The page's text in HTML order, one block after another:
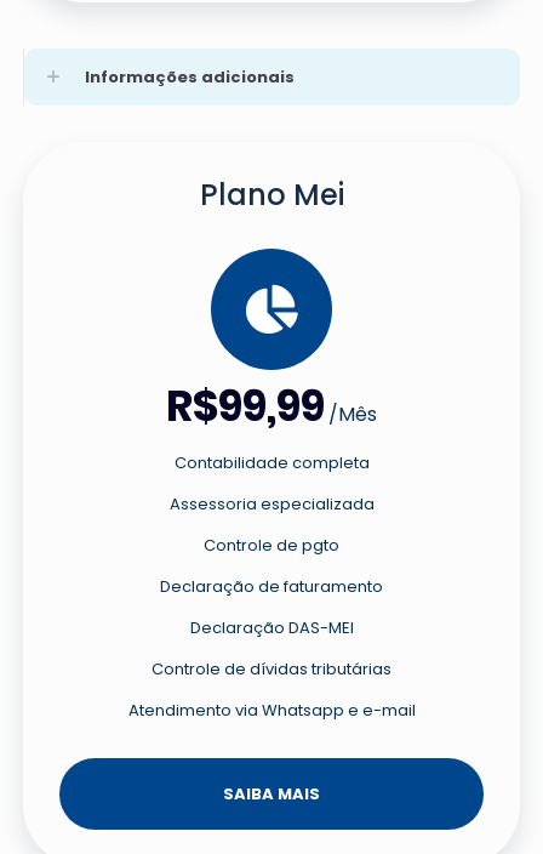
Informações adicionais
Plano Mei
R$99,99 /Mês
Contabilidade completa
Assessoria especializada
Controle de pgto
Declaração de faturamento
Declaração DAS-MEI
Controle de dívidas tributárias
Atendimento via Whatsapp e e-mail
SAIBA MAIS